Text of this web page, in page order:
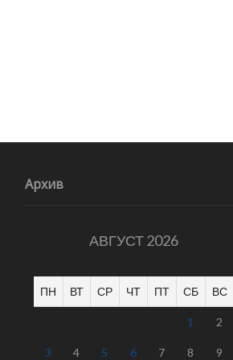
Архив
АВГУСТ 2026
ПН ВТ СР ЧТ ПТ СБ ВС
1 2
3 4 5 6 7 8 9